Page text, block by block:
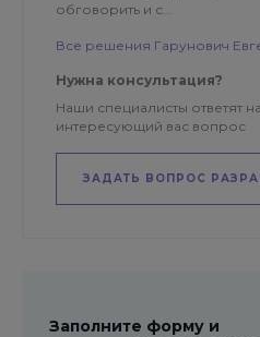
обговорить и с...
Все решения Гарунович
Нужна консультация?
Наши специалисты ответят
интересующий вас вопрос
ЗАДАТЬ ВОПРОС
Заполните форму и